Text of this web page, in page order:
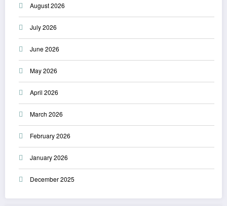
August 2026
July 2026
June 2026
May 2026
April 2026
March 2026
February 2026
January 2026
December 2025